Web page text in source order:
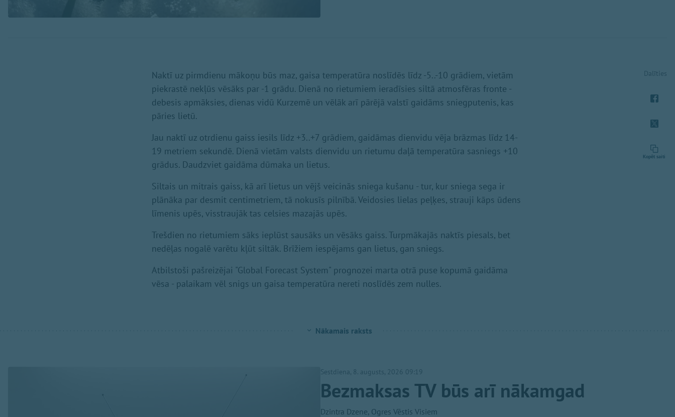
Naktī uz pirmdienu mākoņu būs maz, gaisa temperatūra noslīdēs līdz -5..-10 grādiem, vietām
piekrastē nekļūs vēsāks par -1 grādu. Dienā no rietumiem ieradīsies siltā atmosfēras fronte -
debesis apmāksies, dienas vidū Kurzemē un vēlāk arī pārējā valstī gaidāms sniegputenis, kas
pāries lietū.
Jau naktī uz otrdienu gaiss iesils līdz +3..+7 grādiem, gaidāmas dienvidu vēja brāzmas līdz 14-
19 metriem sekundē. Dienā vietām valsts dienvidu un rietumu daļā temperatūra sasniegs +10
grādus. Daudzviet gaidāma dūmaka un lietus.
Siltais un mitrais gaiss, kā arī lietus un vējš veicinās sniega kušanu - tur, kur sniega sega ir
plānāka par desmit centimetriem, tā nokusīs pilnībā. Veidosies lielas peļķes, strauji kāps ūdens
līmenis upēs, visstraujāk tas celsies mazajās upēs.
Trešdien no rietumiem sāks ieplūst sausāks un vēsāks gaiss. Turpmākajās naktīs piesals, bet
nedēļas nogalē varētu kļūt siltāk. Brīžiem iespējams gan lietus, gan sniegs.
Atbilstoši pašreizējai "Global Forecast System" prognozei marta otrā puse kopumā gaidāma
vēsa - palaikam vēl snigs un gaisa temperatūra nereti noslīdēs zem nulles.
Dalīties
Kopēt saiti
Nākamais raksts
Sestdiena, 8. augusts, 2026 09:19
Bezmaksas TV būs arī nākamgad
Dzintra Dzene, Ogres Vēstis Visiem